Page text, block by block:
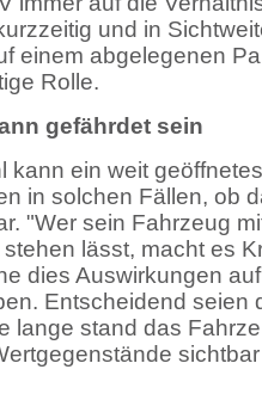
und in
einem abgelegenen
Rolle.
gefährdet sein
kann ein weit
in solchen Fällen, ob
"Wer sein Fahrzeug
lässt, macht es
dies Auswirkungen
Entscheidend seien
lange stand das